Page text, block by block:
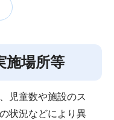
施場所等
児童数や施設のス
状況などにより異